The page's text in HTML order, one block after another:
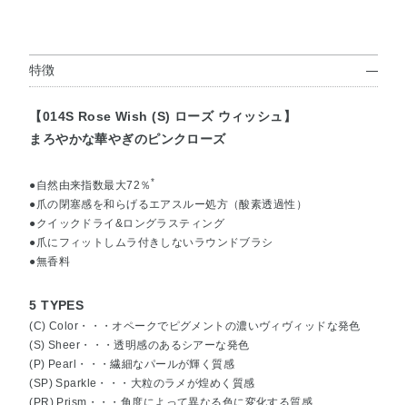
特徴
【014S Rose Wish (S) ローズ ウィッシュ】
まろやかな華やぎのピンクローズ
●自然由来指数最大72％*
●爪の閉塞感を和らげるエアスルー処方（酸素透過性）
●クイックドライ&ロングラスティング
●爪にフィットしムラ付きしないラウンドブラシ
●無香料
5 TYPES
(C) Color・・・オペークでピグメントの濃いヴィヴィッドな発色
(S) Sheer・・・透明感のあるシアーな発色
(P) Pearl・・・繊細なパールが輝く質感
(SP) Sparkle・・・大粒のラメが煌めく質感